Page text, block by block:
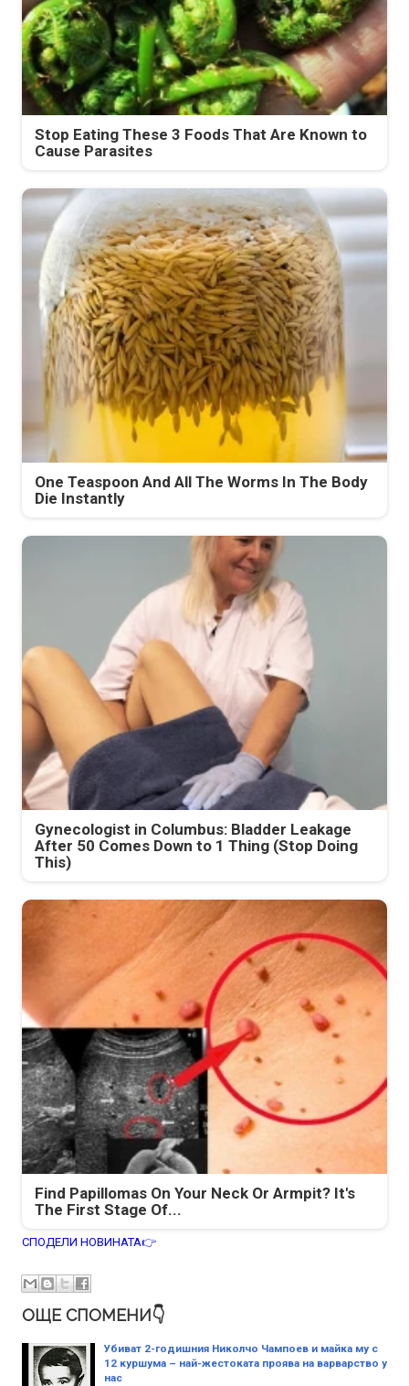
Stop Eating These 3 Foods That Are Known to
Cause Parasites
One Teaspoon And All The Worms In The Body
Die Instantly
Gynecologist in Columbus: Bladder Leakage
After 50 Comes Down to 1 Thing (Stop Doing
This)
Find Papillomas On Your Neck Or Armpit? It's
The First Stage Of...
СПОДЕЛИ НОВИНАТА👉
ОЩЕ СПОМЕНИ👇
Убиват 2-годишния Николчо Чампоев и майка му с
12 куршума – най-жестоката проява на варварство у
нас